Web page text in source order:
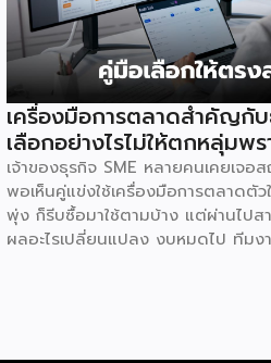
เครื่องมือการตลาดสำคัญกั
เลือกอย่างไรไม่ให้ตกหลุ่มพ
เจ้าของธุรกิจ SME หลายคนเคยเจ
พอเห็นคู่แข่งใช้เครื่องมือการตลาดตั
พุ่ง ก็รีบซื้อมาใช้ตามบ้าง แต่ผ่านไปส
ผลอะไรเปลี่ยนแปลง งบหมดไป ทีมง